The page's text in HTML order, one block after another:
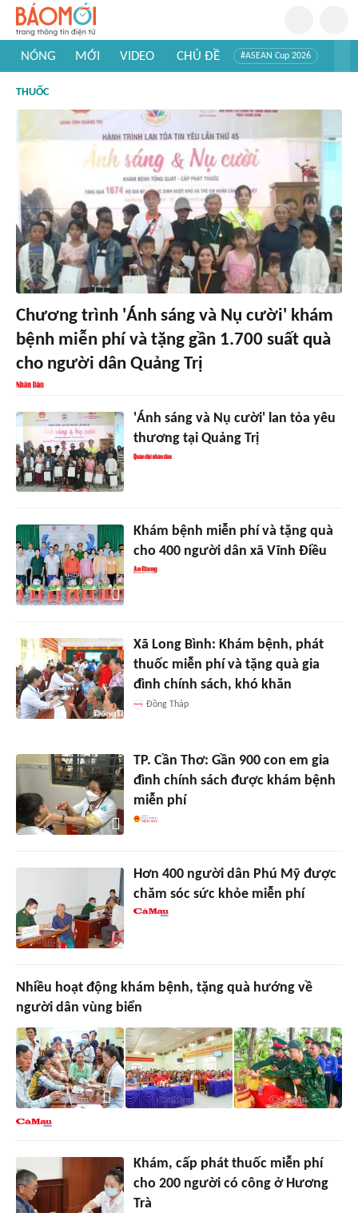
NÓNG MỚI VIDEO CHỦ ĐỀ #ASEAN Cup 2026
#Khám phá thế giới
THUỐC
Chương trình 'Ánh sáng và Nụ cười' khám
bệnh miễn phí và tặng gần 1.700 suất quà
cho người dân Quảng Trị
'Ánh sáng và Nụ cười' lan tỏa yêu
thương tại Quảng Trị
Khám bệnh miễn phí và tặng quà
cho 400 người dân xã Vĩnh Điều
Xã Long Bình: Khám bệnh, phát
thuốc miễn phí và tặng quà gia
đình chính sách, khó khăn
Đồng Tháp
TP. Cần Thơ: Gần 900 con em gia
đình chính sách được khám bệnh
miễn phí
Hơn 400 người dân Phú Mỹ được
chăm sóc sức khỏe miễn phí
Nhiều hoạt động khám bệnh, tặng quà hướng về
người dân vùng biển
Khám, cấp phát thuốc miễn phí
cho 200 người có công ở Hương
Trà